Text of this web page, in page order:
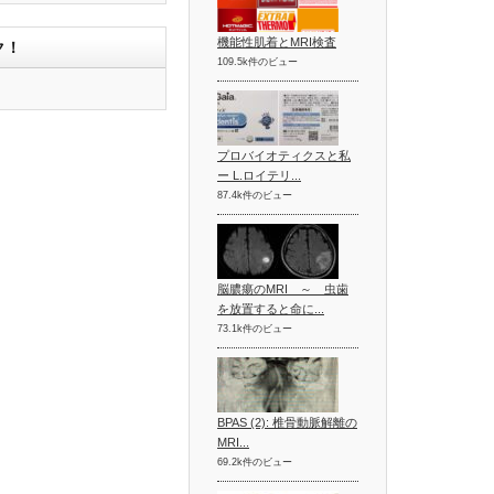
機能性肌着とMRI検査
109.5k件のビュー
プロバイオティクスと私
ー L.ロイテリ...
87.4k件のビュー
脳膿瘍のMRI ～ 虫歯
を放置すると命に...
73.1k件のビュー
BPAS (2): 椎骨動脈解離の
MRI...
69.2k件のビュー